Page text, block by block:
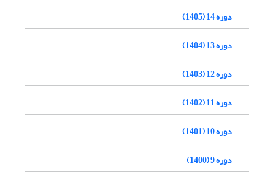
دوره 14 (1405)
دوره 13 (1404)
دوره 12 (1403)
دوره 11 (1402)
دوره 10 (1401)
دوره 9 (1400)